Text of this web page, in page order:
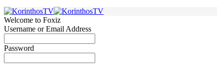
Welcome to Foxiz
Username or Email Address
Password